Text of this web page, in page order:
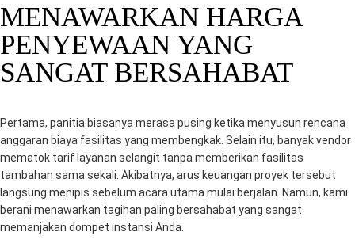
MENAWARKAN HARGA
PENYEWAAN YANG
SANGAT BERSAHABAT
Pertama, panitia biasanya merasa pusing ketika menyusun rencana
anggaran biaya fasilitas yang membengkak. Selain itu, banyak vendor
mematok tarif layanan selangit tanpa memberikan fasilitas
tambahan sama sekali. Akibatnya, arus keuangan proyek tersebut
langsung menipis sebelum acara utama mulai berjalan. Namun, kami
berani menawarkan tagihan paling bersahabat yang sangat
memanjakan dompet instansi Anda.